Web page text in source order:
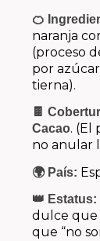
🍊
naranja
(proceso
por
tierna).
🍫
Cacao. (El
no anular
🌍 País:
👑 Estatus:
dulce que
que “no